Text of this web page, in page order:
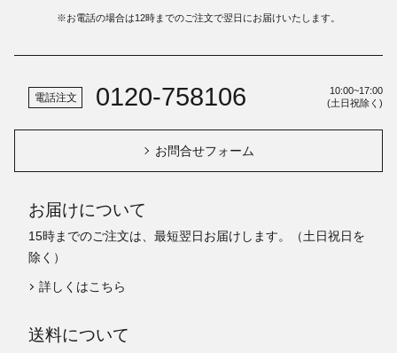
※お電話の場合は12時までのご注文で翌日にお届けいたします。
電話注文 0120-758106
10:00~17:00
(土日祝除く)
お問合せフォーム
お届けについて
15時までのご注文は、最短翌日お届けします。（土日祝日を
除く）
詳しくはこちら
送料について